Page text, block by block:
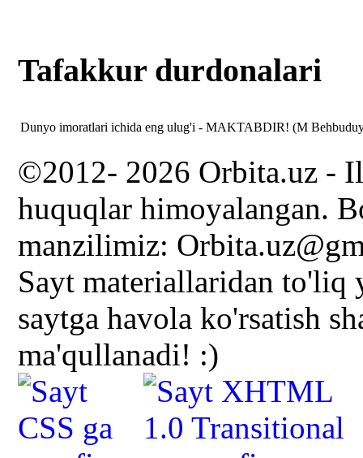
Tafakkur durdonalari
Dunyo imoratlari ichida eng ulug'i - MAKTABDIR! (M
©2012- 2026 Orbita.uz -
huquqlar himoyalangan.
manzilimiz:
Sayt materiallaridan
saytga havola ko'rsatish
ma'qullanadi! :)